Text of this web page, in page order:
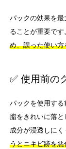
パックの効果を
ることが重要です
め、誤った使い
✅ 使用前の
パックを使用す
脂をきれいに落と
成分が浸透しにく
うとニキビ跡を